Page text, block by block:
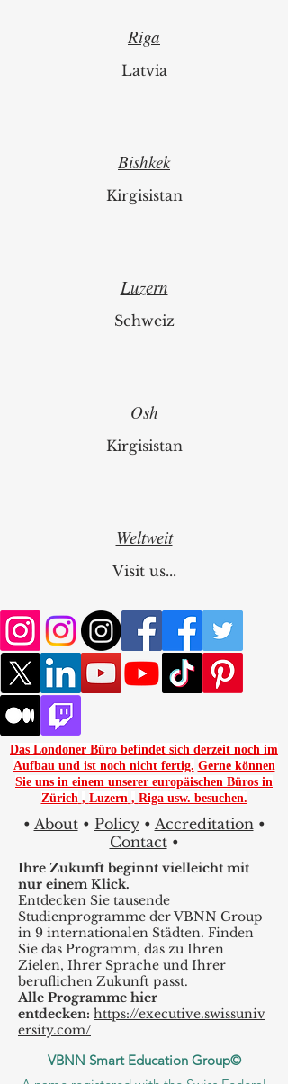
Riga
Latvia
Bishkek
Kirgisistan
Luzern
Schweiz
Osh
Kirgisistan
Weltweit
Visit us...
Das Londoner Büro befindet sich derzeit noch im
Aufbau und ist noch nicht fertig. Gerne können
Sie uns in einem unserer europäischen Büros in
Zürich , Luzern , Riga usw. besuchen.
• About• Policy• Accreditation•
Contact•
Ihre Zukunft beginnt vielleicht mit
nur einem Klick.
Entdecken Sie tausende
Studienprogramme der VBNN Group
in 9 internationalen Städten. Finden
Sie das Programm, das zu Ihren
Zielen, Ihrer Sprache und Ihrer
beruflichen Zukunft passt.
Alle Programme hier
entdecken: https://executive.swissuniv
ersity.com/
VBNN Smart Education Group©